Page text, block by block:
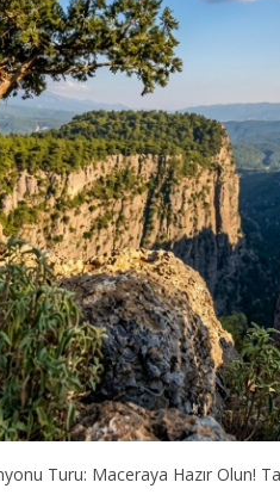
Turu: Maceraya Hazır Olun!